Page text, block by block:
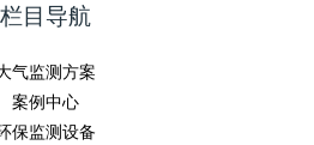
栏目导航
气监测方案
案例中心
保监测设备